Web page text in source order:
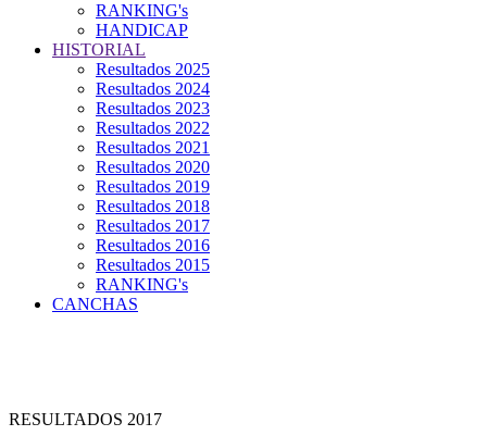
RANKING's
HANDICAP
HISTORIAL
Resultados 2025
Resultados 2024
Resultados 2023
Resultados 2022
Resultados 2021
Resultados 2020
Resultados 2019
Resultados 2018
Resultados 2017
Resultados 2016
Resultados 2015
RANKING's
CANCHAS
RESULTADOS 2017